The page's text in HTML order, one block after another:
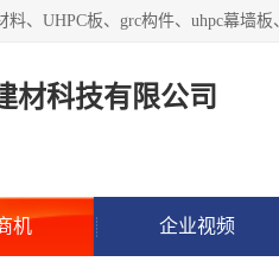
材科技有限公司
机 企业视频